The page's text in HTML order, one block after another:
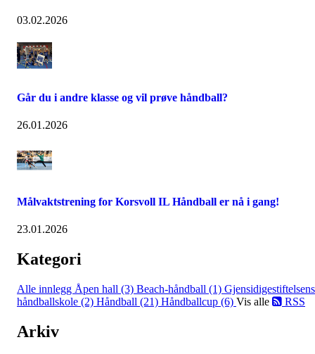
03.02.2026
Går du i andre klasse og vil prøve håndball?
26.01.2026
Målvaktstrening for Korsvoll IL Håndball er nå i gang!
23.01.2026
Kategori
Alle innlegg Åpen hall (3) Beach-håndball (1) Gjensidigestiftelsens
håndballskole (2) Håndball (21) Håndballcup (6) Vis alle RSS
Arkiv